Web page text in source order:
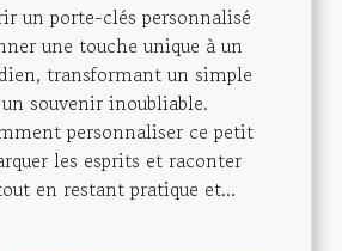
un porte-clés personnalisé
une touche unique à un
transformant un simple
souvenir inoubliable.
personnaliser ce petit
les esprits et raconter
en restant pratique et...